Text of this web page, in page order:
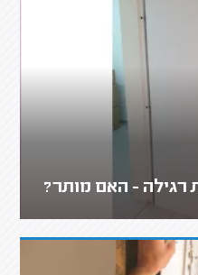
- האם מותר?